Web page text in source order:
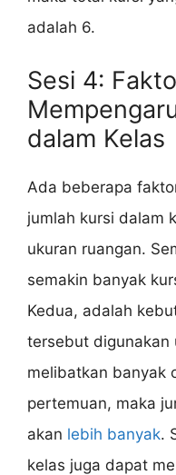
adalah 6.
Sesi 4:
dalam Kelas
Ada beberapa
jumlah kursi dalam
ukuran ruangan.
semakin banyak
Kedua, adalah
tersebut digunakan
melibatkan banyak
pertemuan, maka
akan lebih banyak.
kelas juga dapat